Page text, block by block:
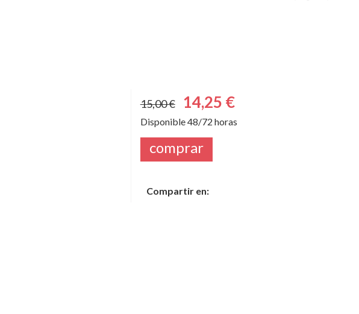
15,00 € 14,25 €
Disponible 48/72 horas
comprar
Compartir en: